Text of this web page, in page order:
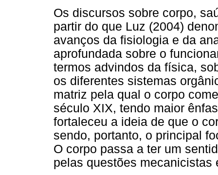
Os discursos sobre corpo,
partir do que Luz (2004)
avanços da fisiologia e da
aprofundada sobre o
termos advindos da física,
os diferentes sistemas
matriz pela qual o corpo
século XIX, tendo maior
fortaleceu a ideia de que o
sendo, portanto, o principal
O corpo passa a ter um
pelas questões mecanicistas